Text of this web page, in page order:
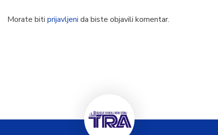
Morate biti prijavljeni da biste objavili komentar.